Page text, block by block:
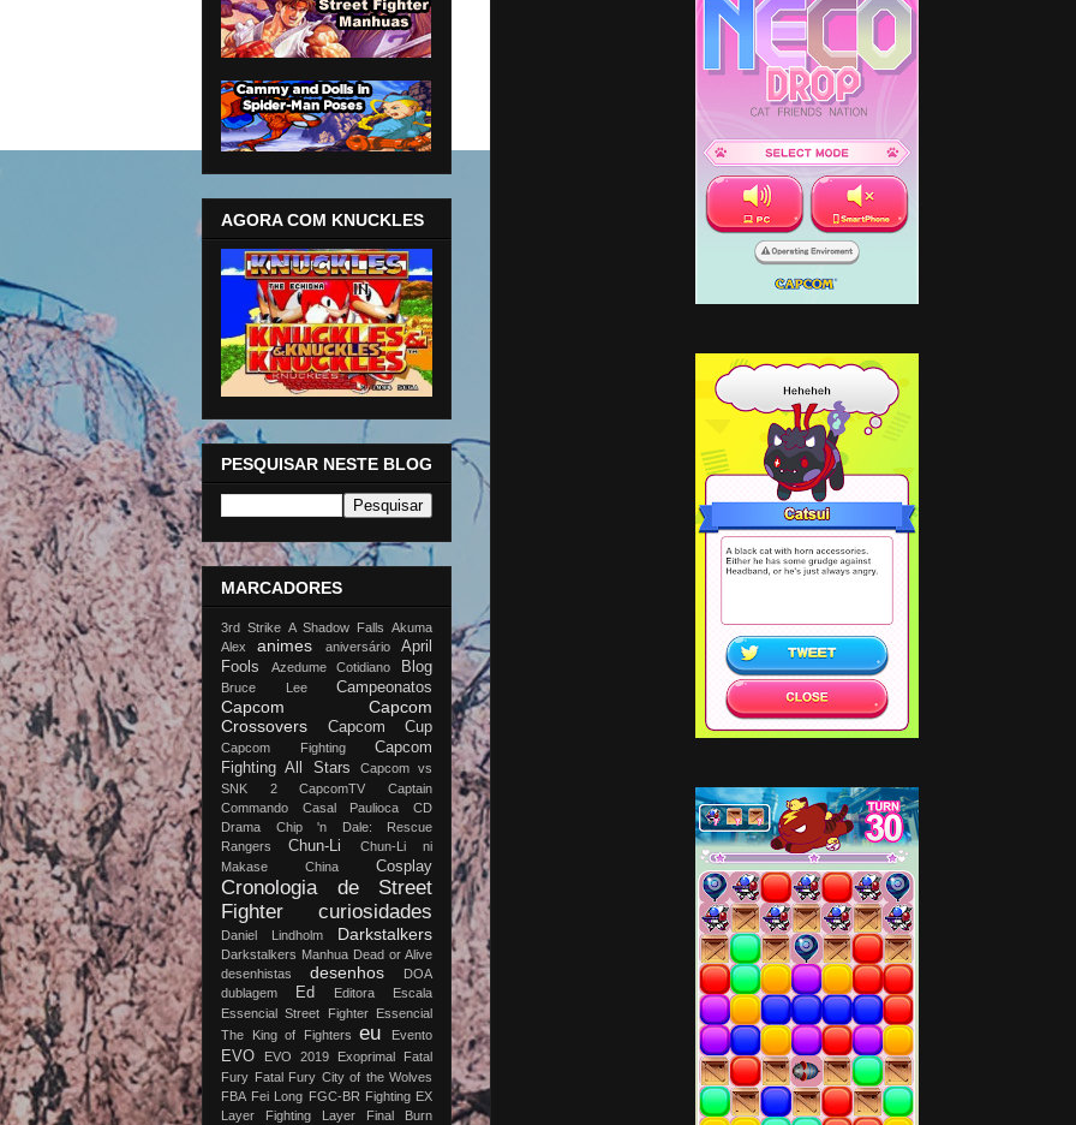
AGORA COM KNUCKLES
PESQUISAR NESTE BLOG
MARCADORES
3rd Strike A Shadow Falls Akuma
Alex
animes aniversário
April
Fools
Azedume Cotidiano Blog
Bruce Lee Campeonatos
Capcom
Capcom
Crossovers
Capcom Cup
Capcom Fighting
Capcom
Fighting All Stars
Capcom vs
SNK 2
CapcomTV
Captain
Commando
Casal Paulioca
CD
Drama
Chip 'n Dale: Rescue
Rangers
Chun-Li
Chun-Li ni
Makase China
Cosplay
Cronologia de Street
Fighter
curiosidades
Daniel Lindholm Darkstalkers
Darkstalkers Manhua Dead or Alive
desenhistas
desenhos
DOA
dublagem
Ed
Editora Escala
Essencial Street Fighter
Essencial
The King of Fighters
eu Evento
EVO EVO 2019 Exoprimal
Fatal
Fury Fatal Fury City of the Wolves
FBA Fei Long FGC-BR Fighting EX
Layer
Fighting Layer
Final Burn